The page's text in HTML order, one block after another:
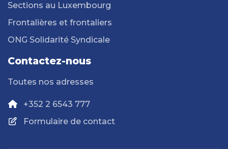
Sections au Luxembourg
Frontalières et frontaliers
ONG Solidarité Syndicale
Contactez-nous
Toutes nos adresses
+352 2 6543 777
Formulaire de contact